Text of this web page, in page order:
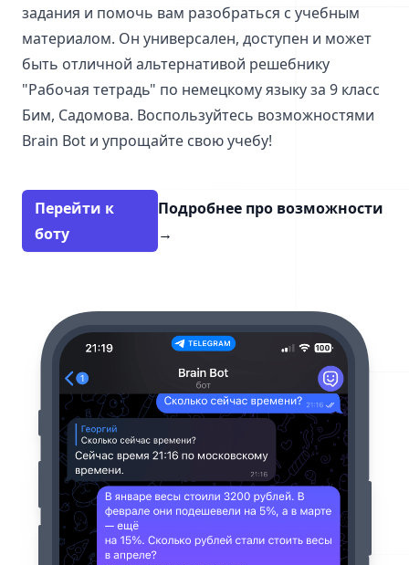
задания и помочь вам разобраться с учебным
материалом. Он универсален, доступен и может
быть отличной альтернативой решебнику
"Рабочая тетрадь" по немецкому языку за 9 класс
Бим, Садомова. Воспользуйтесь возможностями
Brain Bot и упрощайте свою учебу!
Перейти к
боту
Подробнее про возможности
→